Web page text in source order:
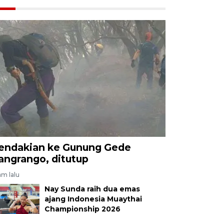
ke Gunung Gede
ditutup
lalu
Nay Sunda raih dua emas
ajang Indonesia Muaythai
Championship 2026